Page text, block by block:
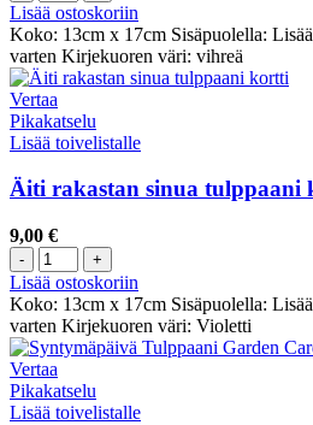
Lisää ostoskoriin
Koko: 13cm x 17cm Sisäpuolella:
varten Kirjekuoren väri: vihreä
Vertaa
Pikakatselu
Lisää toivelistalle
Äiti rakastan sinua tulppaani
9,00 €
Lisää ostoskoriin
Koko: 13cm x 17cm Sisäpuolella:
varten Kirjekuoren väri: Violetti
Vertaa
Pikakatselu
Lisää toivelistalle